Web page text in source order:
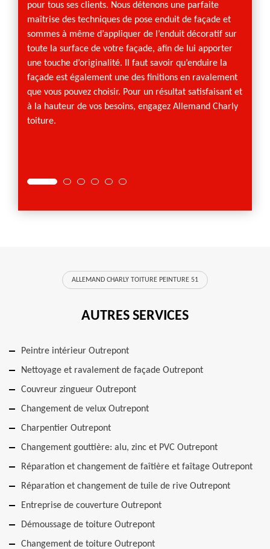
pour tous ses clients. Nous détenons une parfaite
maîtrise des techniques de pose enduit de façade et
sommes à même d’appliquer de l’enduit décoratif sur
toute la surface de votre façade, afin de lui apporter
une touche d’originalité. Il faut savoir qu’enduire la
façade est également une des finitions en ravalement
que vous pouvez choisir. Pour un résultat satisfaisant et
à la hauteur de vos besoins, engagez Allemand Charly
toiture.
ALLEMAND CHARLY TOITURE PEINTURE 51
AUTRES SERVICES
Peintre intérieur Outrepont
Nettoyage et ravalement de façade Outrepont
Couvreur zingueur Outrepont
Changement de velux Outrepont
Charpentier Outrepont
Changement gouttière: alu, zinc et PVC Outrepont
Réparation et changement de faîtière et faîtage Outrepont
Réparation et changement de tuile de rive Outrepont
Entreprise de couverture Outrepont
Démoussage de toiture Outrepont
Changement de toiture Outrepont